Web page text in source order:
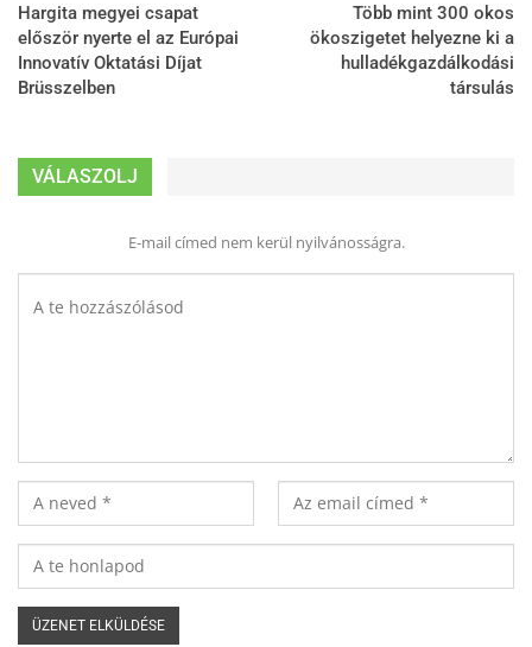
Hargita megyei csapat
először nyerte el az Európai
Innovatív Oktatási Díjat
Brüsszelben
Több mint 300 okos
ökoszigetet helyezne ki a
hulladékgazdálkodási
társulás
VÁLASZOLJ
E-mail címed nem kerül nyilvánosságra.